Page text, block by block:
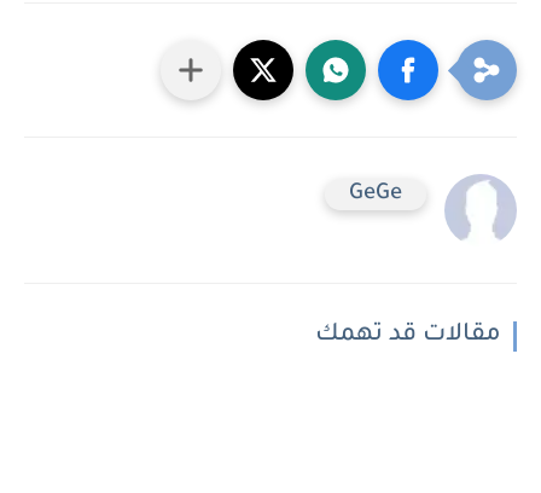
GeGe
مقالات قد تهمك